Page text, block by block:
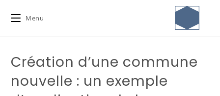
Menu
Création d’une commune
nouvelle : un exemple